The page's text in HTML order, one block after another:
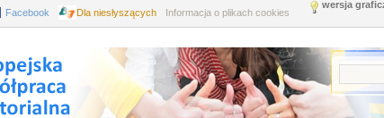
Facebook Dla niesłyszących Informacja o plikach cookies
wersja